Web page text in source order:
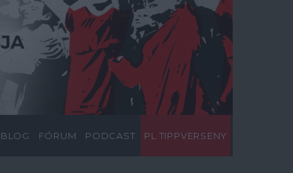
BLOG FÓRUM PODCAST PL TIPPVERSENY